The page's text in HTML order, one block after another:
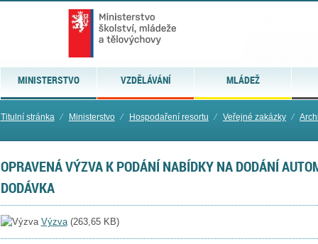
MINISTERSTVO VZDĚLÁVÁNÍ MLÁDEŽ
Titulní stránka ⁄ Ministerstvo ⁄ Hospodaření resortu ⁄ Veřejné zakázky ⁄
OPRAVENÁ VÝZVA K PODÁNÍ NABÍDKY NA DODÁNÍ
DODÁVKA
Výzva(263,65 KB)